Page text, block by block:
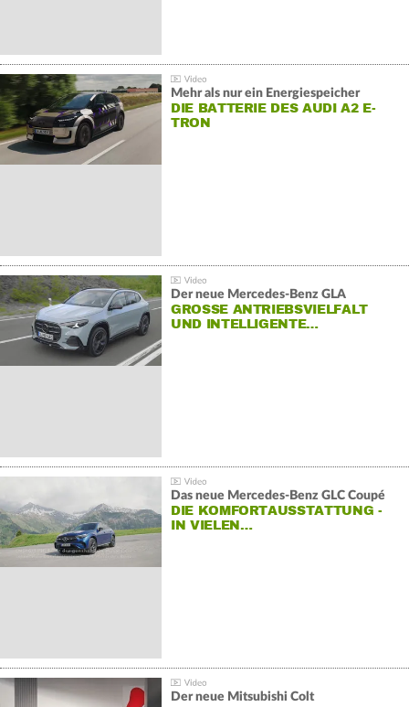
Mehr als nur ein Energiespeicher
DIE BATTERIE DES AUDI A2 E-
TRON
Der neue Mercedes-Benz GLA
GROSSE ANTRIEBSVIELFALT U
ND INTELLIGENTE…
Das neue Mercedes-Benz GLC Coupé
DIE KOMFORTAUSSTATTUNG -
IN VIELEN…
Der neue Mitsubishi Colt